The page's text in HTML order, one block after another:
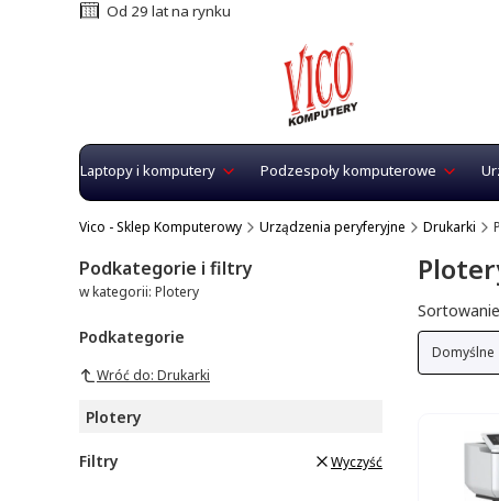
Od 29 lat na rynku
Laptopy i komputery Podzespoły komputerowe
Vico - Sklep Komputerowy Urządzenia peryferyjne Drukarki
Podkategorie i filtry
w kategorii: Plotery
Podkategorie
Wróć do: Drukarki
Plotery
Filtry Wyczyść
Lista
Domyślne